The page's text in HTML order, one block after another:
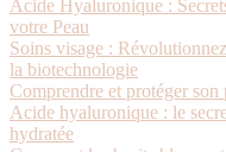
Acide Hyaluronique :
votre Peau
Soins visage :
la biotechnologie
Comprendre et protéger
Acide hyaluronique : le
hydratée